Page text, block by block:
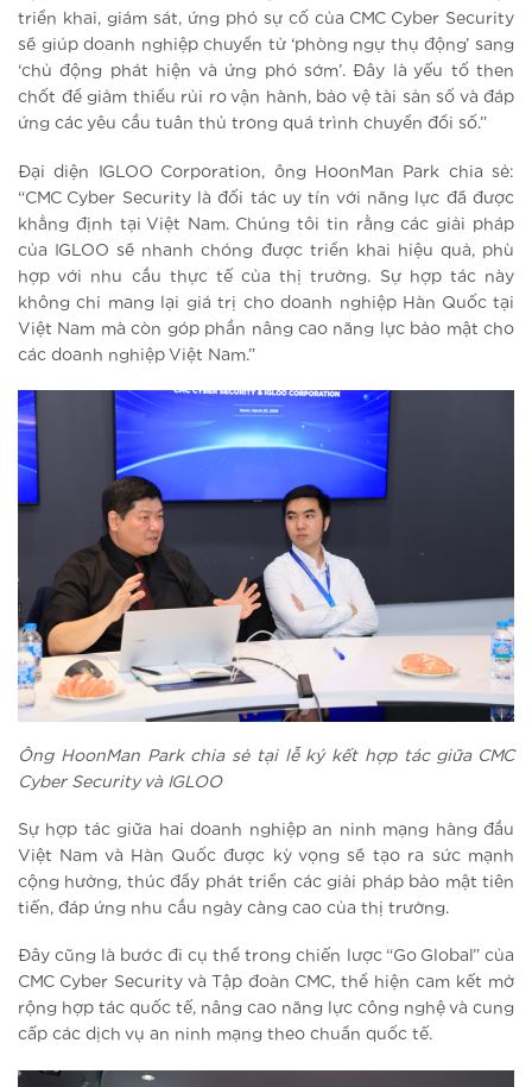
triển khai, giám sát, ứng phó sự cố của CMC Cyber Security
sẽ giúp doanh nghiệp chuyển từ ‘phòng ngự thụ động’ sang
‘chủ động phát hiện và ứng phó sớm’. Đây là yếu tố then
chốt để giảm thiểu rủi ro vận hành, bảo vệ tài sản số và đáp
ứng các yêu cầu tuân thủ trong quá trình chuyển đổi số.”
Đại diện IGLOO Corporation, ông HoonMan Park chia sẻ:
“CMC Cyber Security là đối tác uy tín với năng lực đã được
khẳng định tại Việt Nam. Chúng tôi tin rằng các giải pháp
của IGLOO sẽ nhanh chóng được triển khai hiệu quả, phù
hợp với nhu cầu thực tế của thị trường. Sự hợp tác này
không chỉ mang lại giá trị cho doanh nghiệp Hàn Quốc tại
Việt Nam mà còn góp phần nâng cao năng lực bảo mật cho
các doanh nghiệp Việt Nam.”
Ông HoonMan Park chia sẻ tại lễ ký kết hợp tác giữa CMC
Cyber Security và IGLOO
Sự hợp tác giữa hai doanh nghiệp an ninh mạng hàng đầu
Việt Nam và Hàn Quốc được kỳ vọng sẽ tạo ra sức mạnh
cộng hưởng, thúc đẩy phát triển các giải pháp bảo mật tiên
tiến, đáp ứng nhu cầu ngày càng cao của thị trường.
Đây cũng là bước đi cụ thể trong chiến lược “Go Global” của
CMC Cyber Security và Tập đoàn CMC, thể hiện cam kết mở
rộng hợp tác quốc tế, nâng cao năng lực công nghệ và cung
cấp các dịch vụ an ninh mạng theo chuẩn quốc tế.